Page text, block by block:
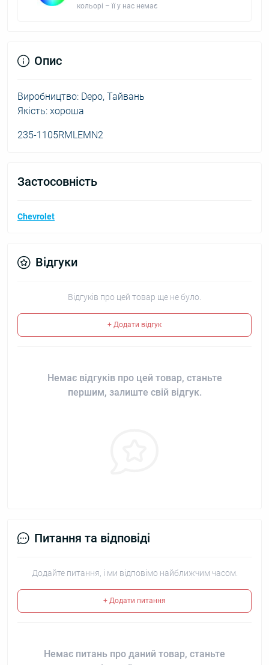
кольорі – її у нас немає
Опис
Виробництво: Depo, Тайвань
Якість: хороша
235-1105RMLEMN2
Застосовність
Chevrolet
Відгуки
Відгуків про цей товар ще не було.
+ Додати відгук
Немає відгуків про цей товар, станьте
першим, залиште свій відгук.
Питання та відповіді
Додайте питання, і ми відповімо найближчим часом.
+ Додати питання
Немає питань про даний товар, станьте